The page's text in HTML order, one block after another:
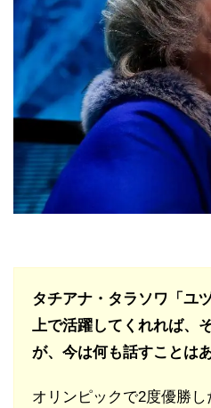
タチアナ・タラソワ「ユ
上で活躍してくれれば、
が、今は何も話すことは
オリンピックで2度優勝